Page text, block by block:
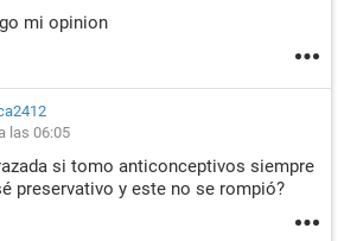
mi opinion
las 06:05
si tomo anticonceptivos siempre
preservativo y este no se rompió?